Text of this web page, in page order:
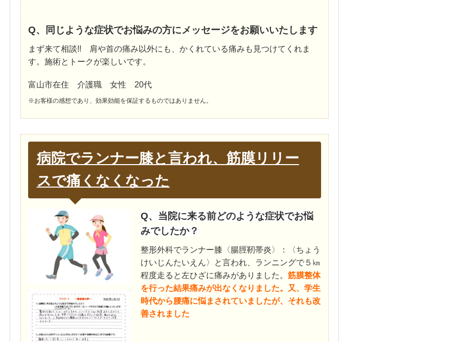
Q、同じような症状でお悩みの方にメッセージをお願いいたします
まず来て相談!! 肩や首の痛み以外にも、かくれている痛みも見つけてくれま
す。施術とトークが楽しいです。
富山市在住 介護職 女性 20代
※お客様の感想であり、効果効能を保証するものではありません。
病院でランナー膝と言われ、筋膜リリー
スで痛くなくなった
Q、当院に来る前どのような症状でお悩
みでしたか？
整形外科でランナー膝〈腸脛靭帯炎〉：〈ちょう
けいじんたいえん〉と言われ、ランニングで５㎞
程度走ると左ひざに痛みがありました。 筋膜整体
を行った結果痛みが出なくなりました。又、学生
時代から腰痛に悩まされていましたが、それも改
善されました